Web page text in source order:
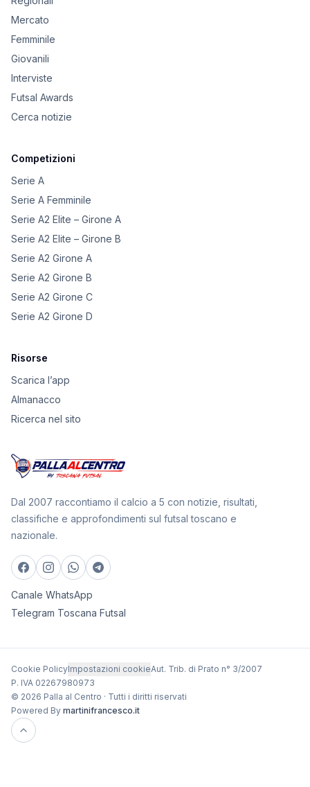
Mercato
Femminile
Giovanili
Interviste
Futsal Awards
Cerca notizie
Competizioni
Serie A
Serie A Femminile
Serie A2 Elite – Girone A
Serie A2 Elite – Girone B
Serie A2 Girone A
Serie A2 Girone B
Serie A2 Girone C
Serie A2 Girone D
Risorse
Scarica l’app
Almanacco
Ricerca nel sito
Dal 2007 raccontiamo il calcio a 5 con notizie, risultati,
classifiche e approfondimenti sul futsal toscano e
nazionale.
Canale WhatsApp
Telegram Toscana Futsal
Cookie PolicyImpostazioni cookieAut. Trib. di Prato n° 3/2007
P. IVA 02267980973
© 2026 Palla al Centro · Tutti i diritti riservati
Powered By martinifrancesco.it